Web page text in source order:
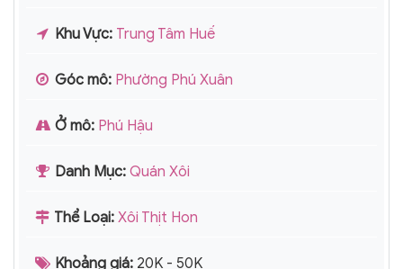
Khu Vực: Trung Tâm Huế
Góc mô: Phường Phú Xuân
Ở mô: Phú Hậu
Danh Mục: Quán Xôi
Thể Loại: Xôi Thịt Hon
Khoảng giá: 20K - 50K